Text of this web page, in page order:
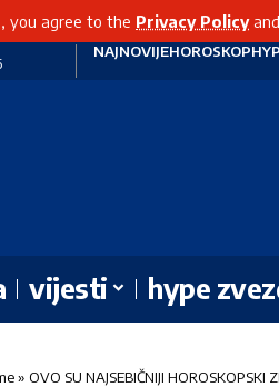
you agree to the Privacy Policyand
NAJNOVIJEHOROSKOP
vijesti hype
» OVO SU NAJSEBIČNIJI